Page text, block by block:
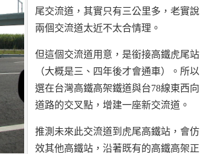
尾交流道，其實只有三公里多，老實說
兩個交流道太近不太合情理。
但這個交流道用意，是銜接高鐵虎尾站
（大概是三、四年後才會通車）。所以
選在台灣高鐵高架鐵道與台78線東西向
道路的交叉點，增建一座新交流道。
推測未來此交流道到虎尾高鐵站，會仿
效其他高鐵站，沿著既有的高鐵高架正